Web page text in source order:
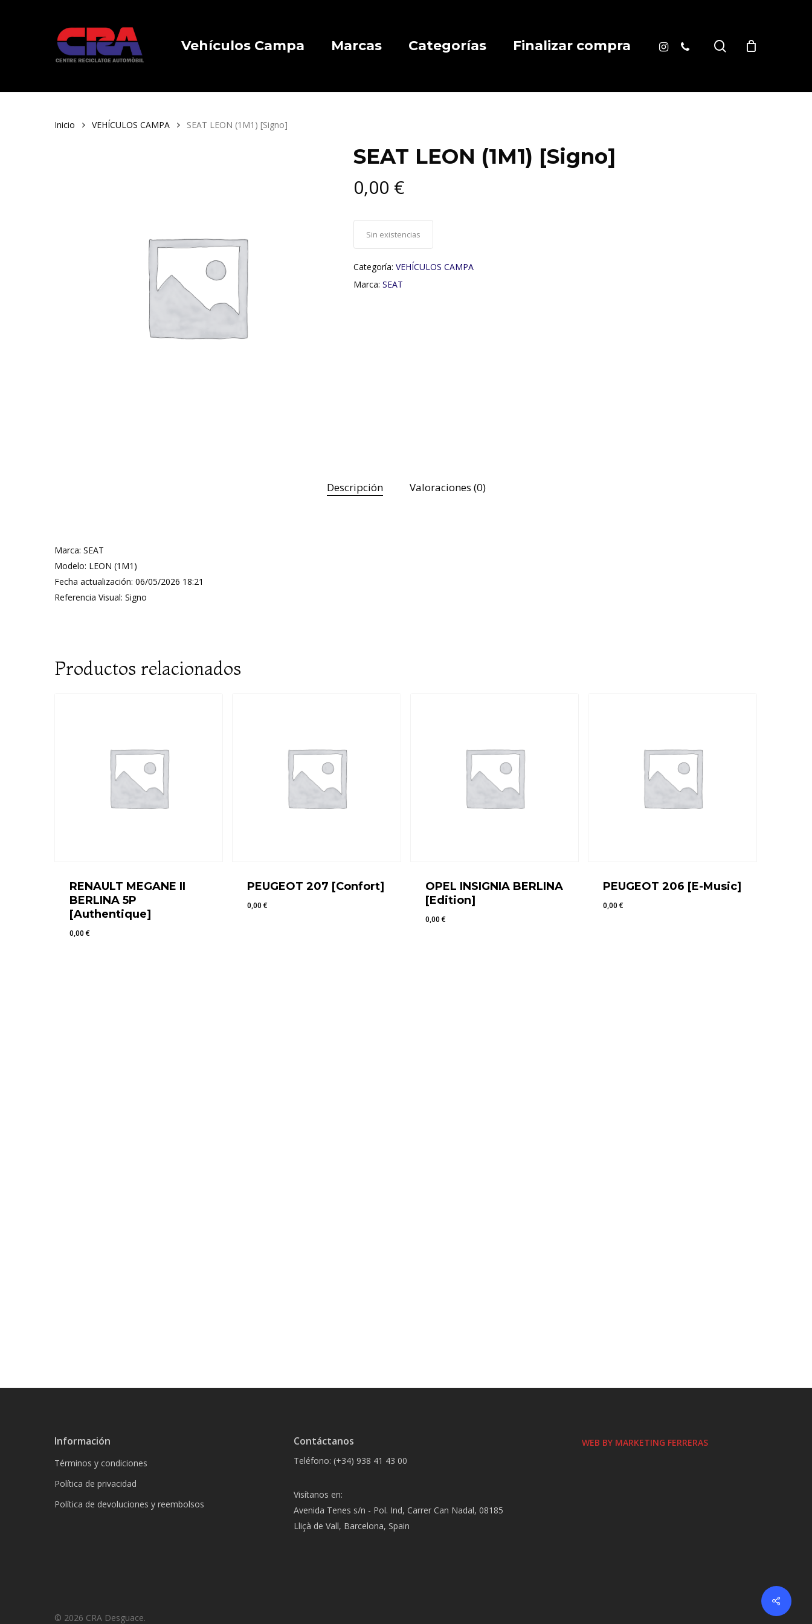
Vehículos Campa Marcas Categorías Finalizar compra instagram
phone search
Inicio VEHÍCULOS CAMPA SEAT LEON (1M1) [Signo]
SEAT LEON (1M1) [Signo]
0,00 €
Sin existencias
Categoría: VEHÍCULOS CAMPA
Marca: SEAT
Descripción Valoraciones (0)
Marca: SEAT
Modelo: LEON (1M1)
Fecha actualización: 06/05/2026 18:21
Referencia Visual: Signo
Productos relacionados
RENAULT MEGANE II
BERLINA 5P
[Authentique]
0,00€
PEUGEOT 207 [Confort]
0,00€
OPEL INSIGNIA BERLINA
[Edition]
0,00€
PEUGEOT 206 [E-Music]
0,00€
Información
Términos y condiciones
Política de privacidad
Política de devoluciones y reembolsos
Contáctanos
Teléfono: (+34) 938 41 43 00
Visítanos en:
Avenida Tenes s/n - Pol. Ind, Carrer Can Nadal, 08185
Lliçà de Vall, Barcelona, Spain
WEB BY MARKETING FERRERAS
© 2026 CRA Desguace.